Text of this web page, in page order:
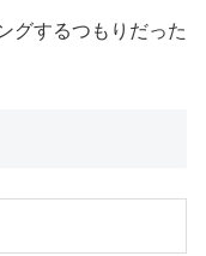
グするつもりだった